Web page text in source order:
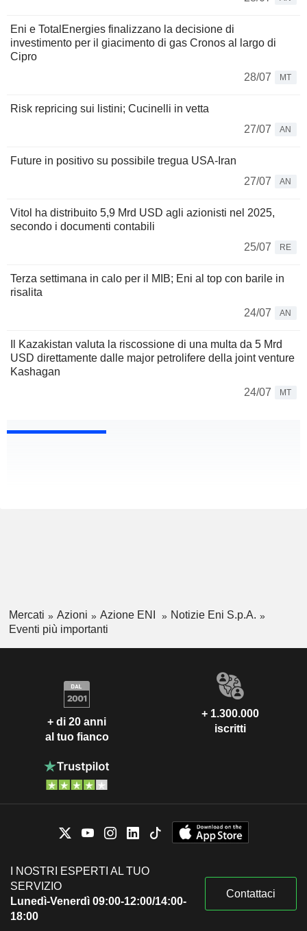
Eni e TotalEnergies finalizzano la decisione di
investimento per il giacimento di gas Cronos al largo di
Cipro
28/07
MT
Risk repricing sui listini; Cucinelli in vetta
27/07
AN
Future in positivo su possibile tregua USA-Iran
27/07
AN
Vitol ha distribuito 5,9 Mrd USD agli azionisti nel 2025,
secondo i documenti contabili
25/07
RE
Terza settimana in calo per il MIB; Eni al top con barile in
risalita
24/07
AN
Il Kazakistan valuta la riscossione di una multa da 5 Mrd
USD direttamente dalle major petrolifere della joint venture
Kashagan
24/07
MT
Mercati Azioni Azione ENI
Notizie Eni S.p.A.
Eventi più importanti
+ di 20 anni
al tuo fianco
+ 1.300.000
iscritti
I NOSTRI ESPERTI AL TUO
SERVIZIO
Lunedì-Venerdì 09:00-12:00/14:00-
18:00
Contattaci